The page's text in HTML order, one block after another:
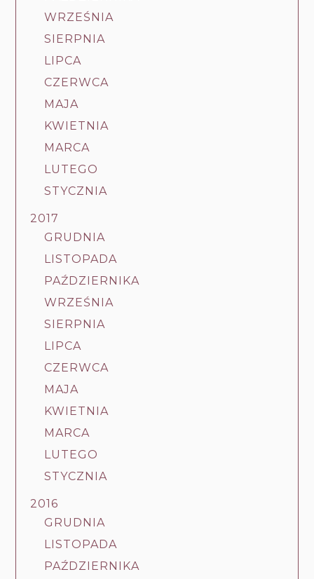
WRZEŚNIA
SIERPNIA
LIPCA
CZERWCA
MAJA
KWIETNIA
MARCA
LUTEGO
STYCZNIA
2017
GRUDNIA
LISTOPADA
PAŹDZIERNIKA
WRZEŚNIA
SIERPNIA
LIPCA
CZERWCA
MAJA
KWIETNIA
MARCA
LUTEGO
STYCZNIA
2016
GRUDNIA
LISTOPADA
PAŹDZIERNIKA